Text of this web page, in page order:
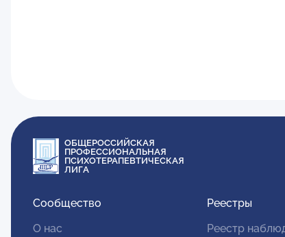
ОБЩЕРОССИЙСКАЯ
ПРОФЕССИОНАЛЬНАЯ
ПСИХОТЕРАПЕВТИЧЕСКАЯ
ЛИГА
Сообщество
О нас
Реестры
Реестр